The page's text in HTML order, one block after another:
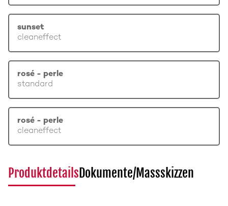
sunset
cleaneffect
rosé - perle
standard
rosé - perle
cleaneffect
ProduktdetailsDokumente/Massskizzen